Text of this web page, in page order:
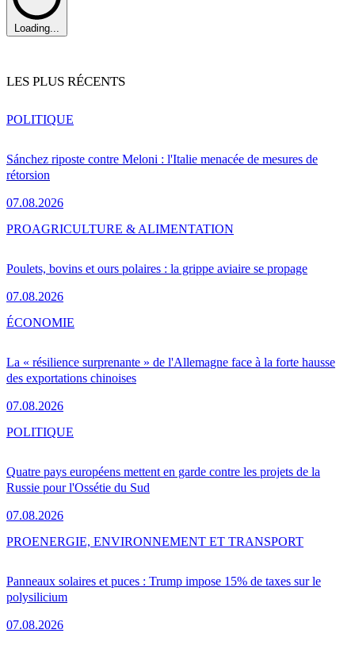
Loading...
LES PLUS RÉCENTS
Sánchez riposte contre Meloni : l'Italie menacée de mesures de
rétorsion
07.08.2026
POLITIQUE
Poulets, bovins et ours polaires : la grippe aviaire se propage
07.08.2026
PROAGRICULTURE & ALIMENTATION
La « résilience surprenante » de l'Allemagne face à la forte hausse
des exportations chinoises
07.08.2026
ÉCONOMIE
Quatre pays européens mettent en garde contre les projets de la
Russie pour l'Ossétie du Sud
07.08.2026
POLITIQUE
Panneaux solaires et puces : Trump impose 15% de taxes sur le
polysilicium
07.08.2026
PROENERGIE, ENVIRONNEMENT ET TRANSPORT